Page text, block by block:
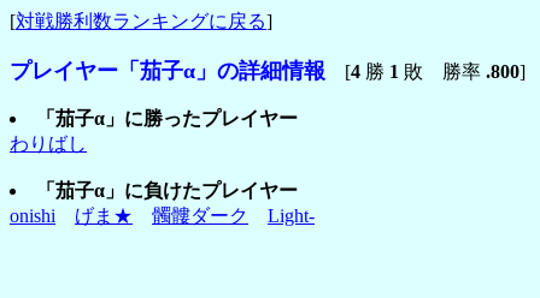
[対戦勝利数ランキングに戻る]
プレイヤー「茄子α」の詳細情報 [4 勝 1 敗 勝率 .800]
「茄子α」に勝ったプレイヤー
わりばし
「茄子α」に負けたプレイヤー
onishi
げま★ 髑髏ダーク Light-